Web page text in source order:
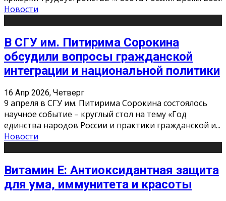
Новости
В СГУ им. Питирима Сорокина
обсудили вопросы гражданской
интеграции и национальной политики
16 Апр 2026, Четверг
9 апреля в СГУ им. Питирима Сорокина состоялось
научное событие – круглый стол на тему «Год
единства народов России и практики гражданской и...
Новости
Витамин Е: Антиоксидантная защита
для ума, иммунитета и красоты